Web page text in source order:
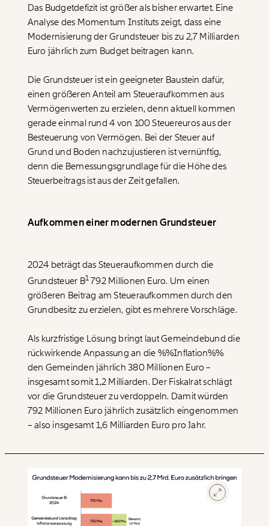
Befristungs-Monitor
Pflegerechner
Parlagram
Team
Jahresberichte
Pressebereich
Jobs & Fellowships
Das Budgetdefizit ist größer als bisher erwartet. Eine
Analyse des Momentum Instituts zeigt, dass eine
Modernisierung der Grundsteuer bis zu 2,7 Milliarden
Euro jährlich zum Budget beitragen kann.
Die Grundsteuer ist ein geeigneter Baustein dafür,
einen größeren Anteil am Steueraufkommen aus
Vermögenwerten zu erzielen, denn aktuell kommen
gerade einmal rund 4 von 100 Steuereuros aus der
Besteuerung von Vermögen. Bei der Steuer auf
Grund und Boden nachzujustieren ist vernünftig,
denn die Bemessungsgrundlage für die Höhe des
Steuerbeitrags ist aus der Zeit gefallen.
Aufkommen einer modernen Grundsteuer
2024 beträgt das Steueraufkommen durch die
Grundsteuer B1792 Millionen Euro. Um einen
größeren Beitrag am Steueraufkommen durch den
Grundbesitz zu erzielen, gibt es mehrere Vorschläge.
Als kurzfristige Lösung bringt laut Gemeindebund die
rückwirkende Anpassung an die %%Inflation%%
den Gemeinden jährlich 380 Millionen Euro –
insgesamt somit 1,2 Milliarden. Der Fiskalrat schlägt
vor die Grundsteuer zu verdoppeln. Damit würden
792 Millionen Euro jährlich zusätzlich eingenommen
– also insgesamt 1,6 Milliarden Euro pro Jahr.